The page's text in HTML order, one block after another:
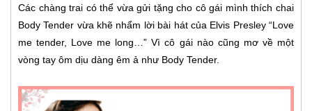
Các chàng trai có thể vừa gửi tặng cho cô gái mình thích chai
Body Tender vừa khẽ nhẩm lời bài hát của Elvis Presley “Love
me tender, Love me long…” Vì cô gái nào cũng mơ về một
vòng tay ôm dịu dàng êm ả như Body Tender.